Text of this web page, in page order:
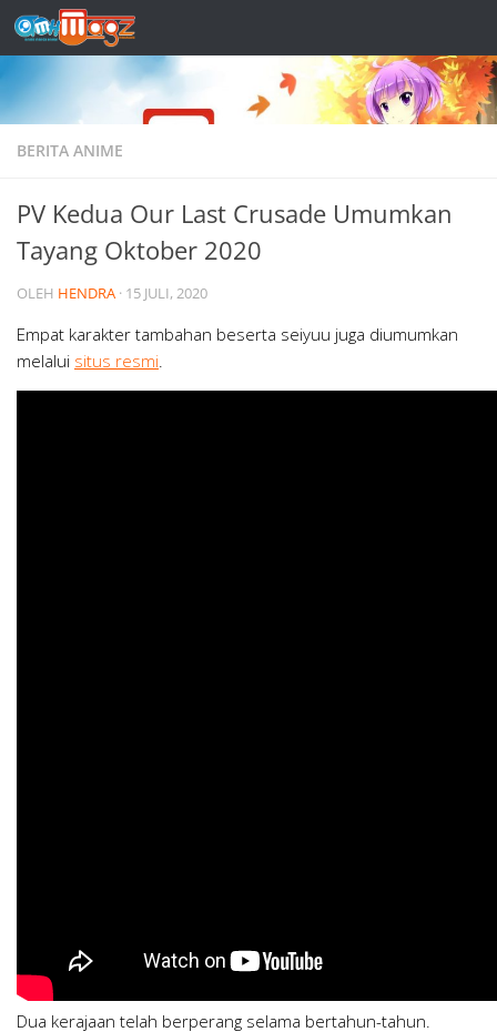
Skip to content
BERITA ANIME
PV Kedua Our Last Crusade Umumkan
Tayang Oktober 2020
OLEH HENDRA · 15 JULI, 2020
Empat karakter tambahan beserta seiyuu juga diumumkan
melalui situs resmi
Dua kerajaan telah berperang selama bertahun-tahun.